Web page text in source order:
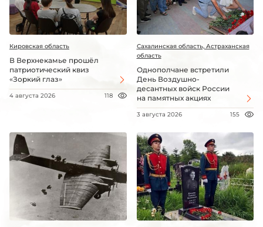
Кировская область
В Верхнекамье прошёл
патриотический квиз
«Зоркий глаз»
4 августа 2026 118
Сахалинская область, Астраханская
область
Однополчане встретили
День Воздушно-
десантных войск России
на памятных акциях
3 августа 2026 155